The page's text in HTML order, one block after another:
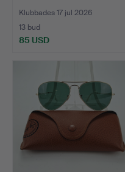
Klubbades 17 jul 2026
13 bud
85 USD